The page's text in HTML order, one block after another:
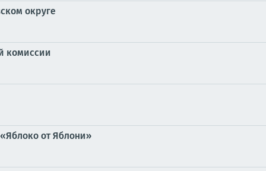
округе
комиссии
от Яблони»